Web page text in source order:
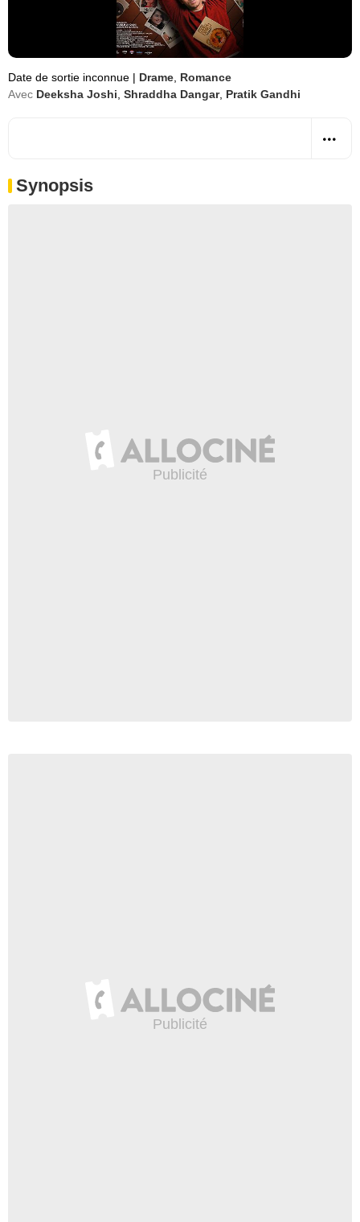
Date de sortie inconnue | Drame Romance
Avec Deeksha Joshi Shraddha Dangar, Pratik Gandhi
Synopsis